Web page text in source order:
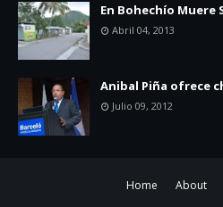
En Bohechío Muere
Abril 04, 2013
Anibal Piña ofrece
Julio 09, 2012
Home About